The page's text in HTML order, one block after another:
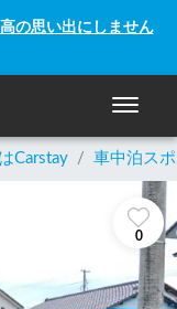
の思い出にしません
ナビゲ
Carstay / 車中泊ス
0